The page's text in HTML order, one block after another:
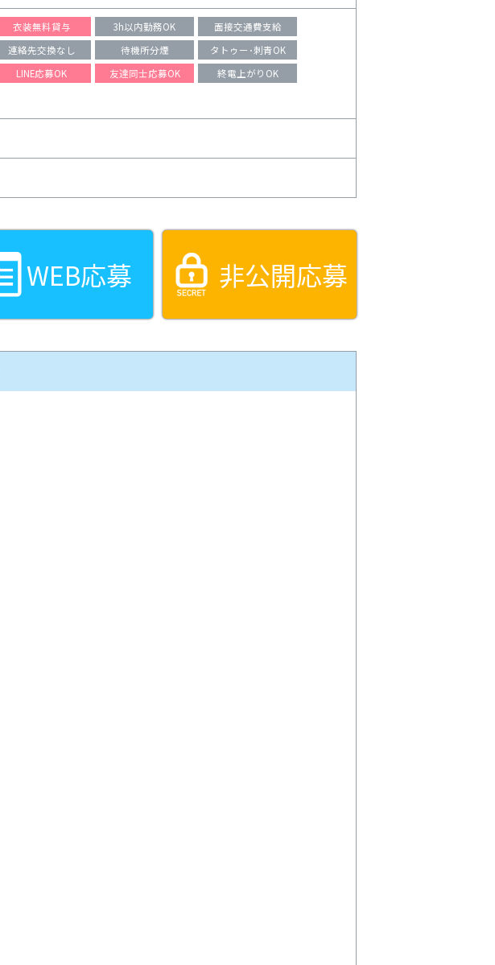
衣装無料貸与 3h以内勤務OK
面接交通費支給
連絡先交換なし 待機所分煙
タトゥー･刺青OK
LINE応募OK 友達同士応募OK
終電上がりOK
WEB応募 非公開応募